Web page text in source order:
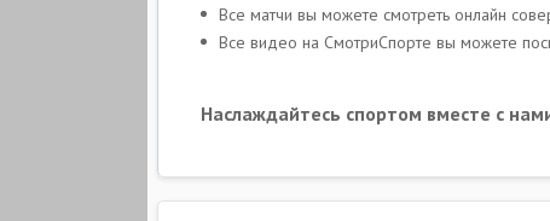
Все матчи вы можете смотреть онлайн
Все видео на СмотриСпорте вы можете
Наслаждайтесь спортом вместе с